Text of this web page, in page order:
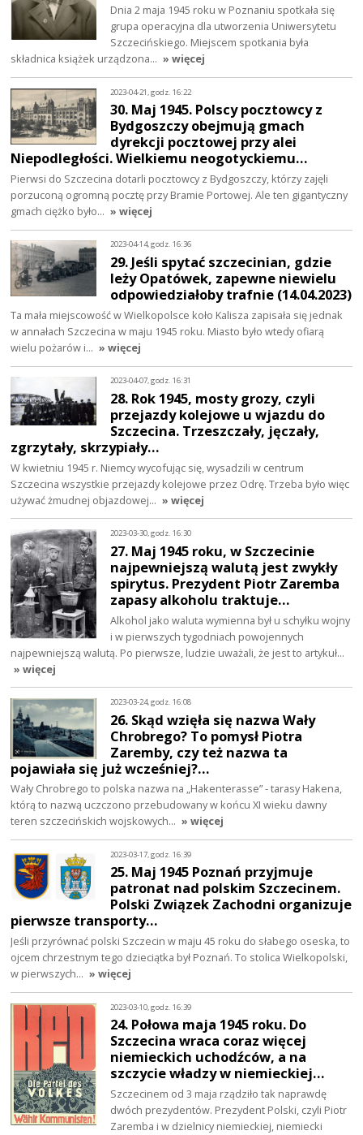
Dnia 2 maja 1945 roku w Poznaniu spotkała się
grupa operacyjna dla utworzenia Uniwersytetu
Szczecińskiego. Miejscem spotkania była
składnica książek urządzona… » więcej
2023-04-21, godz. 16:22
30. Maj 1945. Polscy pocztowcy z
Bydgoszczy obejmują gmach
dyrekcji pocztowej przy alei
Niepodległości. Wielkiemu neogotyckiemu…
Pierwsi do Szczecina dotarli pocztowcy z Bydgoszczy, którzy zajęli
porzuconą ogromną pocztę przy Bramie Portowej. Ale ten gigantyczny
gmach ciężko było… » więcej
2023-04-14, godz. 16:36
29. Jeśli spytać szczecinian, gdzie
leży Opatówek, zapewne niewielu
odpowiedziałoby trafnie (14.04.2023)
Ta mała miejscowość w Wielkopolsce koło Kalisza zapisała się jednak
w annałach Szczecina w maju 1945 roku. Miasto było wtedy ofiarą
wielu pożarów i… » więcej
2023-04-07, godz. 16:31
28. Rok 1945, mosty grozy, czyli
przejazdy kolejowe u wjazdu do
Szczecina. Trzeszczały, jęczały,
zgrzytały, skrzypiały…
W kwietniu 1945 r. Niemcy wycofując się, wysadzili w centrum
Szczecina wszystkie przejazdy kolejowe przez Odrę. Trzeba było więc
używać żmudnej objazdowej… » więcej
2023-03-30, godz. 16:30
27. Maj 1945 roku, w Szczecinie
najpewniejszą walutą jest zwykły
spirytus. Prezydent Piotr Zaremba
zapasy alkoholu traktuje…
Alkohol jako waluta wymienna był u schyłku wojny
i w pierwszych tygodniach powojennych
najpewniejszą walutą. Po pierwsze, ludzie uważali, że jest to artykuł…
» więcej
2023-03-24, godz. 16:08
26. Skąd wzięła się nazwa Wały
Chrobrego? To pomysł Piotra
Zaremby, czy też nazwa ta
pojawiała się już wcześniej?…
Wały Chrobrego to polska nazwa na „Hakenterasse” - tarasy Hakena,
którą to nazwą uczczono przebudowany w końcu XI wieku dawny
teren szczecińskich wojskowych… » więcej
2023-03-17, godz. 16:39
25. Maj 1945 Poznań przyjmuje
patronat nad polskim Szczecinem.
Polski Związek Zachodni organizuje
pierwsze transporty…
Jeśli przyrównać polski Szczecin w maju 45 roku do słabego oseska, to
ojcem chrzestnym tego dzieciątka był Poznań. To stolica Wielkopolski,
w pierwszych… » więcej
2023-03-10, godz. 16:39
24. Połowa maja 1945 roku. Do
Szczecina wraca coraz więcej
niemieckich uchodźców, a na
szczycie władzy w niemieckiej…
Szczecinem od 3 maja rządziło tak naprawdę
dwóch prezydentów. Prezydent Polski, czyli Piotr
Zaremba i w dzielnicy niemieckiej, niemiecki